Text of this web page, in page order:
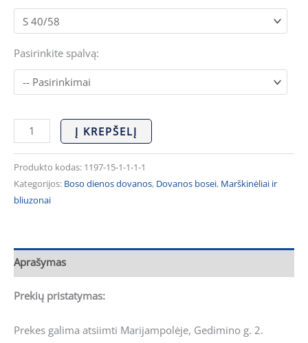
Pasirinkite spalvą:
Į KREPŠELĮ
Produkto kodas: 1197-15-1-1-1-1
Kategorijos: Boso dienos dovanos, Dovanos bosei, Marškinėliai ir
bliuzonai
Aprašymas
Prekių pristatymas:
Prekes galima atsiimti Marijampolėje, Gedimino g. 2.